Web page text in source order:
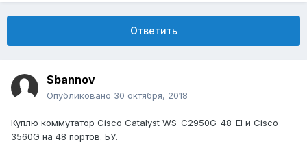
Ответить
Sbannov
Опубликовано 30 октября, 2018
Куплю коммутатор Cisco Catalyst WS-C2950G-48-EI и Cisco
3560G на 48 портов. БУ.